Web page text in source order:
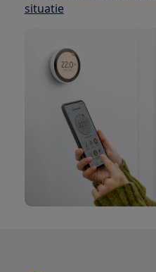
situatie